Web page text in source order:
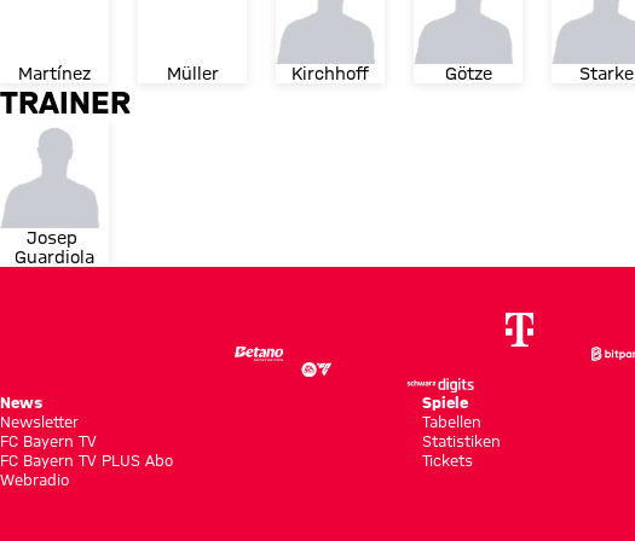
Martínez Müller Kirchhoff Götze Starke
TRAINER
Josep
Guardiola
News
Newsletter
FC Bayern TV
FC Bayern TV PLUS Abo
Webradio
Spiele
Tabellen
Statistiken
Tickets